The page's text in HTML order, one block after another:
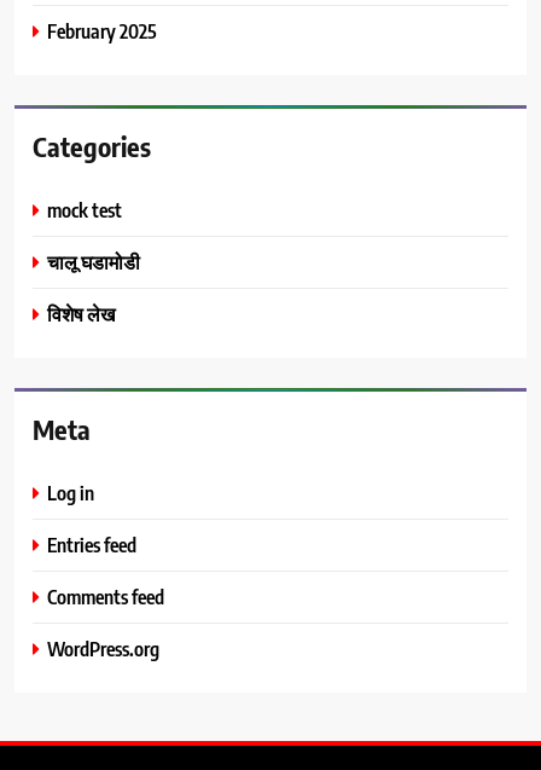
February 2025
Categories
mock test
चालू घडामोडी
विशेष लेख
Meta
Log in
Entries feed
Comments feed
WordPress.org